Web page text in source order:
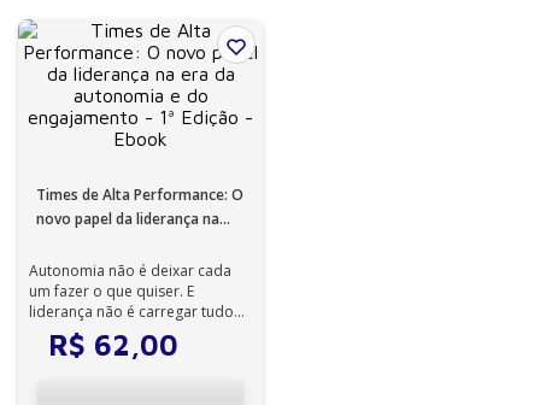
Times de Alta Performance: O
novo papel da liderança na
engajamento - 1ª Edição -
Ebook
Autonomia não é deixar cada
um fazer o que quiser. E
liderança não é carregar tudo
nas costas. Times de alta
performance...
R$ 62,00